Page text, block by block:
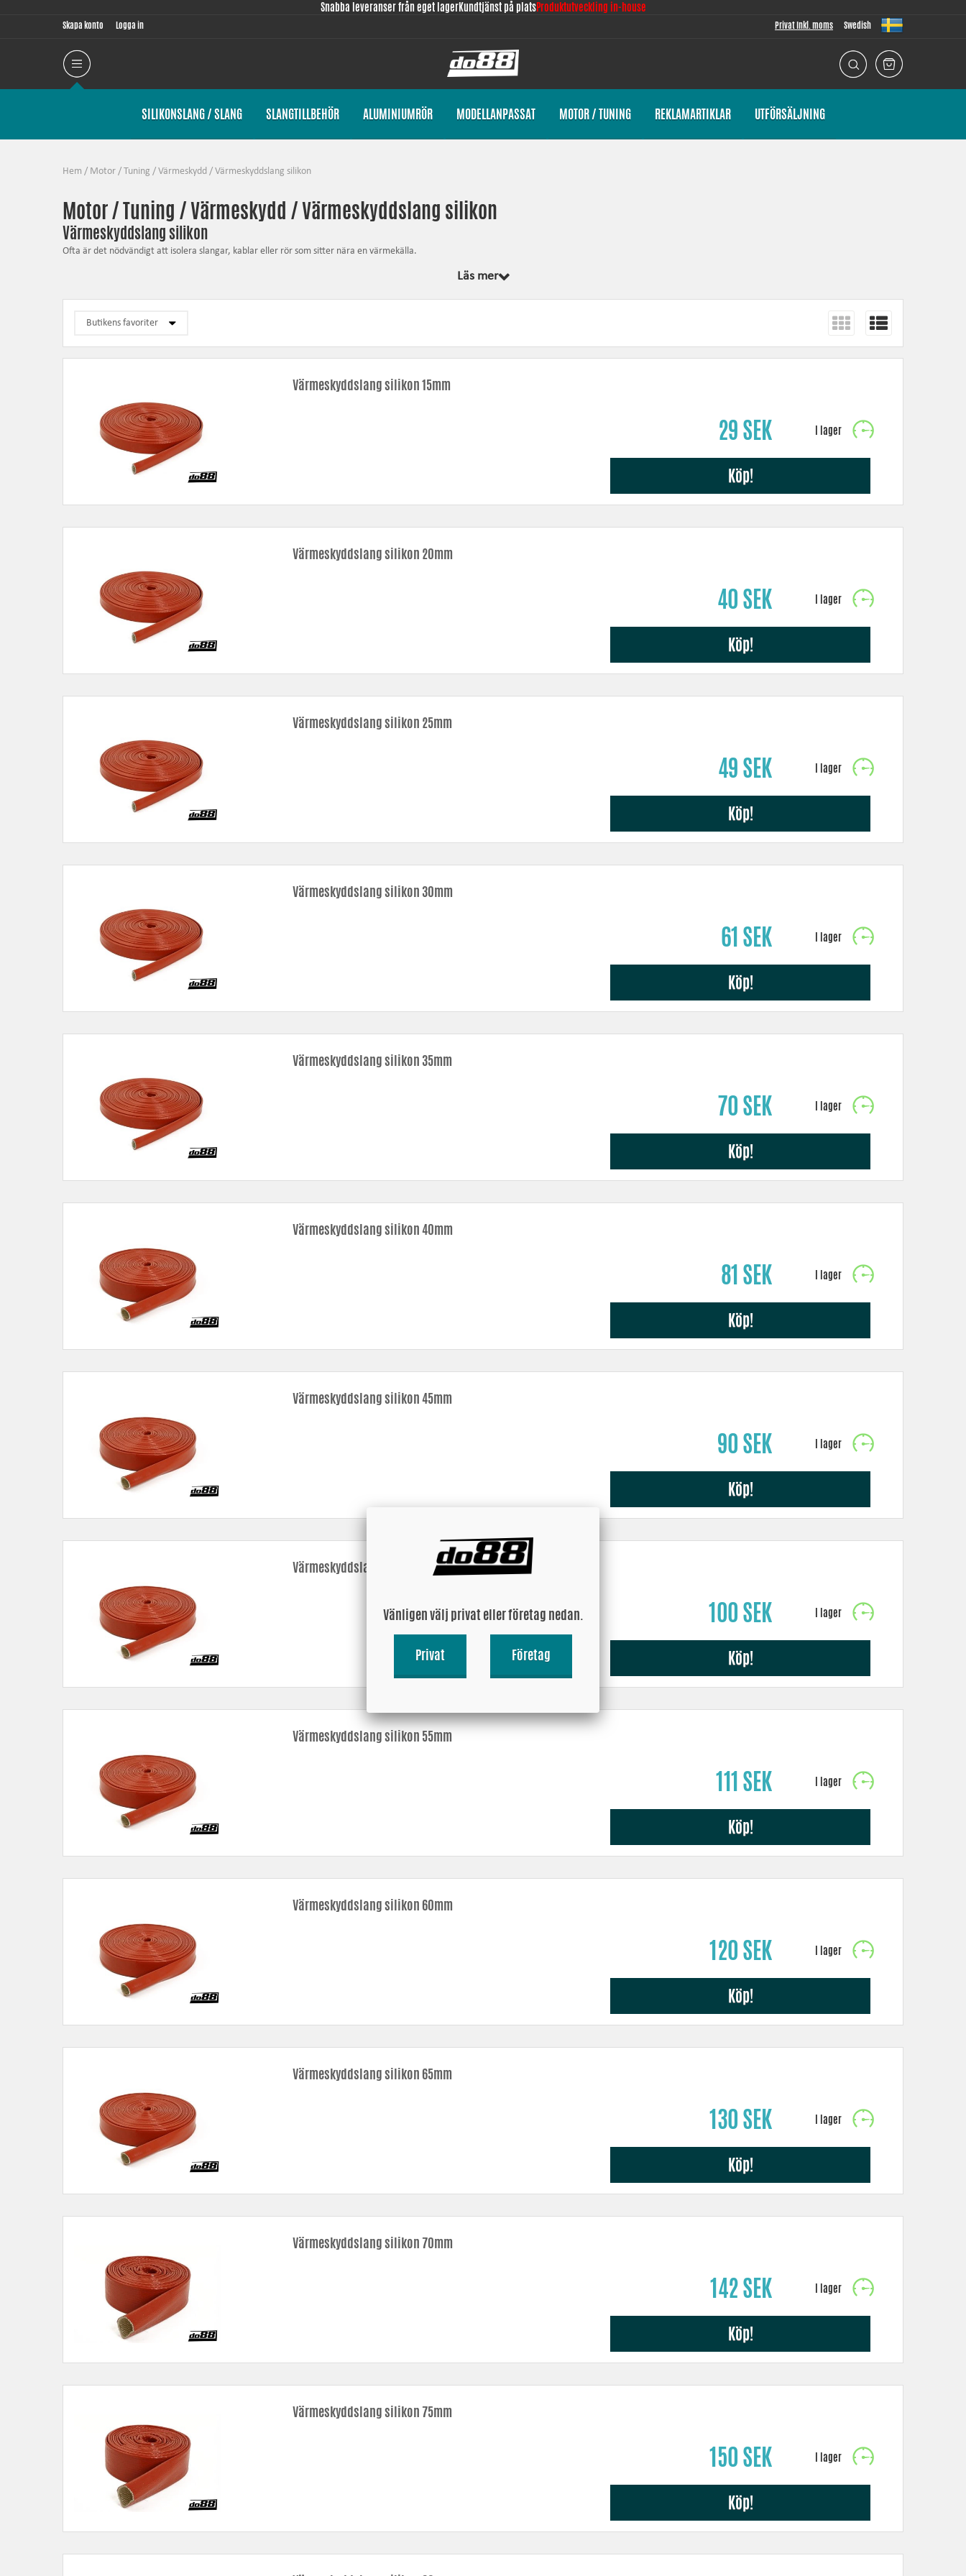
Snabba leveranser från eget lagerKundtjänst på platsProduktutveckling in-house
Skapa konto Logga in Privat Inkl. moms Swedish
SILIKONSLANG / SLANG SLANGTILLBEHÖR ALUMINIUMRÖR MODELLANPASSAT MOTOR / TUNING REKLAMARTIKLAR UTFÖRSÄLJNING
Hem / Motor / Tuning / Värmeskydd / Värmeskyddslang silikon
Motor / Tuning / Värmeskydd / Värmeskyddslang silikon
Värmeskyddslang silikon
Ofta är det nödvändigt att isolera slangar, kablar eller rör som sitter nära en värmekälla.
Denna värmeskyddslang är tillverkad av vävd glasfiber som sedan är belagt med ett speciellt silikon utvändigt, som gör att slangen får dess egenskaper. Kontinuerligt klarar värmeskyddslang av en temperatur
Materialet denna värmeskyddslang är tillverkat av gör att den behåller sina egenskaper beträffande flexibilitet och förmåga att skydda inom hela sitt temperaturområde.
Läs mer
Värmeskyddslang silikon 15mm
29 SEK
Köp!
Värmeskyddslang silikon 20mm
40 SEK
Köp!
Värmeskyddslang silikon 25mm
49 SEK
Köp!
Värmeskyddslang silikon 30mm
61 SEK
Köp!
Värmeskyddslang silikon 35mm
70 SEK
Köp!
Värmeskyddslang silikon 40mm
81 SEK
Köp!
Värmeskyddslang silikon 45mm
90 SEK
Köp!
Värmeskyddslang silikon 50mm
100 SEK
Köp!
Värmeskyddslang silikon 55mm
111 SEK
Köp!
Värmeskyddslang silikon 60mm
120 SEK
Köp!
Värmeskyddslang silikon 65mm
130 SEK
Köp!
Värmeskyddslang silikon 70mm
142 SEK
Köp!
Värmeskyddslang silikon 75mm
150 SEK
Köp!
Vänligen välj privat eller företag nedan.
Privat Företag